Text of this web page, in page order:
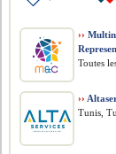
››
Toutes
››
Tunis,